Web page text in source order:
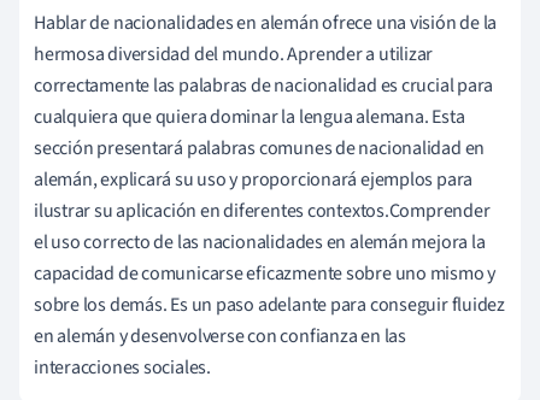
Hablar de nacionalidades en alemán ofrece una visión de la
hermosa diversidad del mundo. Aprender a utilizar
correctamente las palabras de nacionalidad es crucial para
cualquiera que quiera dominar la lengua alemana. Esta
sección presentará palabras comunes de nacionalidad en
alemán, explicará su uso y proporcionará ejemplos para
ilustrar su aplicación en diferentes contextos.Comprender
el uso correcto de las nacionalidades en alemán mejora la
capacidad de comunicarse eficazmente sobre uno mismo y
sobre los demás. Es un paso adelante para conseguir fluidez
en alemán y desenvolverse con confianza en las
interacciones sociales.